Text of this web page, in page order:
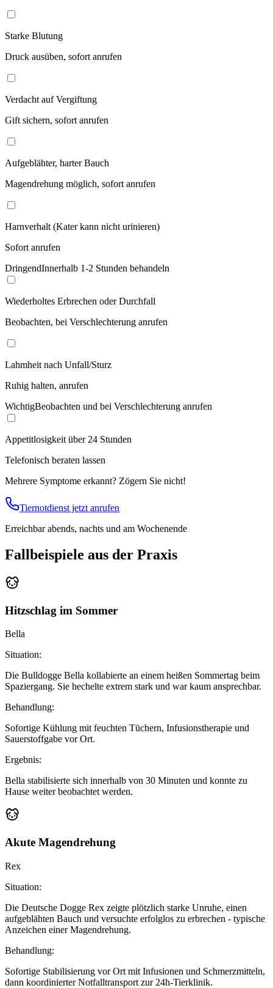
Starke Blutung
Druck ausüben, sofort anrufen
Verdacht auf Vergiftung
Gift sichern, sofort anrufen
Aufgeblähter, harter Bauch
Magendrehung möglich, sofort anrufen
Harnverhalt (Kater kann nicht urinieren)
Sofort anrufen
DringendInnerhalb 1-2 Stunden behandeln
Wiederholtes Erbrechen oder Durchfall
Beobachten, bei Verschlechterung anrufen
Lahmheit nach Unfall/Sturz
Ruhig halten, anrufen
WichtigBeobachten und bei Verschlechterung anrufen
Appetitlosigkeit über 24 Stunden
Telefonisch beraten lassen
Mehrere Symptome erkannt? Zögern Sie nicht!
Tiernotdienst jetzt anrufen
Erreichbar abends, nachts und am Wochenende
Fallbeispiele aus der Praxis
Hitzschlag im Sommer
Bella
Situation:
Die Bulldogge Bella kollabierte an einem heißen Sommertag beim
Spaziergang. Sie hechelte extrem stark und war kaum ansprechbar.
Behandlung:
Sofortige Kühlung mit feuchten Tüchern, Infusionstherapie und
Sauerstoffgabe vor Ort.
Ergebnis:
Bella stabilisierte sich innerhalb von 30 Minuten und konnte zu
Hause weiter beobachtet werden.
Akute Magendrehung
Rex
Situation:
Die Deutsche Dogge Rex zeigte plötzlich starke Unruhe, einen
aufgeblähten Bauch und versuchte erfolglos zu erbrechen - typische
Anzeichen einer Magendrehung.
Behandlung:
Sofortige Stabilisierung vor Ort mit Infusionen und Schmerzmitteln,
dann koordinierter Notfalltransport zur 24h-Tierklinik.